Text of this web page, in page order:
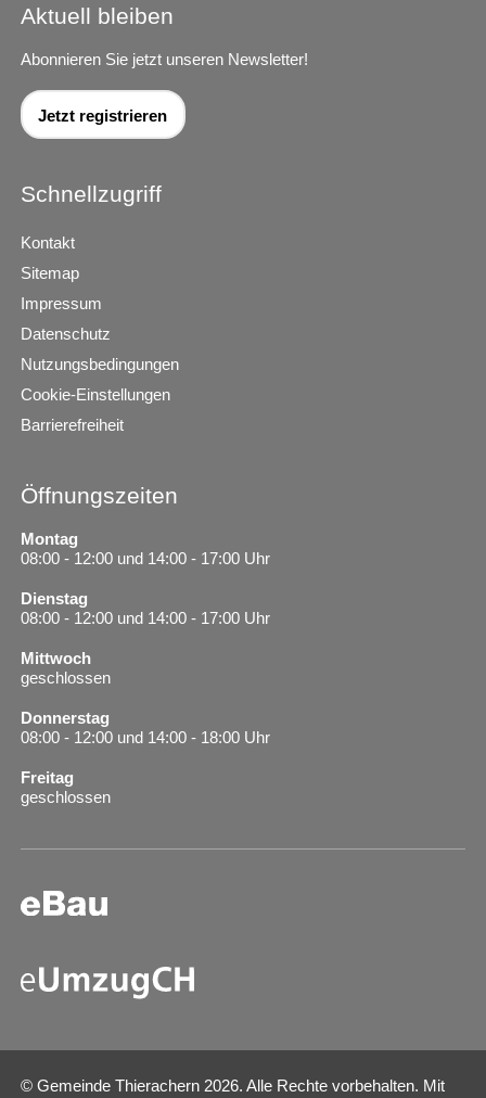
Aktuell bleiben
Abonnieren Sie jetzt unseren Newsletter!
Jetzt registrieren
Schnellzugriff
Kontakt
Sitemap
Impressum
Datenschutz
Nutzungsbedingungen
Cookie-Einstellungen
Barrierefreiheit
Öffnungszeiten
Montag
08:00 - 12:00 und 14:00 - 17:00 Uhr
Dienstag
08:00 - 12:00 und 14:00 - 17:00 Uhr
Mittwoch
geschlossen
Donnerstag
08:00 - 12:00 und 14:00 - 18:00 Uhr
Freitag
geschlossen
© Gemeinde Thierachern 2026. Alle Rechte vorbehalten. Mit